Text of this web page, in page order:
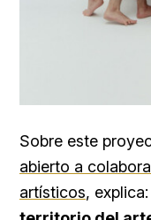
Sobre este
abierto a
artísticos,